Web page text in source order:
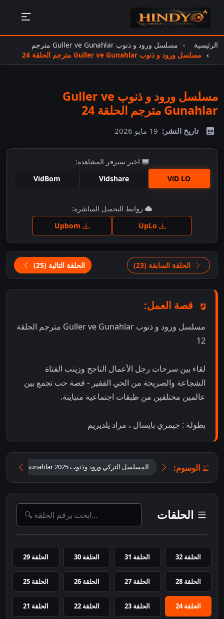
الرئيسية
مسلسل ورود و ذنوب Guller ve Gunahlar مترجم
مسلسل ورود و ذنوب Guller ve Gunahlar مترجم الحلقة 24
مسلسل ورود و ذنوب Guller ve
Gunahlar مترجم الحلقة 24
تاريخ النشر: 19 مايو 2026
اختر سيرفر المشاهدة:
ViD LO
Vidshare
VidBom
اضغط للمشاهدة
روابط التحميل المباشرة:
الحلقة السابقة (23) الحلقة التالية (25)
قصة العمل:
مسلسل ورود و ذنوب Guller ve Gunahlar مترجم الحلقة
12
لقاء بين سرحات رجل الأعمال الناجح وزينب الفتاة
الشجاعة والصريحة من الحي الفقير - قصة حب تجمع بين
عالمين مختلفين من طبقات اجتماعية متباينة.
بطولة : جيمري بايسال ، مراد يلديريم
الوسوم: المسلسل التركي ورود وذنوب 2025 Güller ve Günahlar مترجم للعر
الحلقات
الحلقة 32 الحلقة 31 الحلقة 30 الحلقة 29
الحلقة 28 الحلقة 27 الحلقة 26 الحلقة 25
الحلقة 24 الحلقة 23 الحلقة 22 الحلقة 21